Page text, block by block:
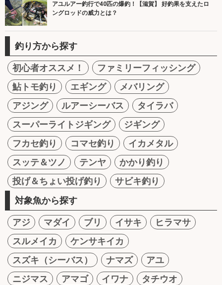
アユルアー釣行で40匹の爆釣！【滋賀】 好釣果を支えたロ
ングロッドの威力とは？
釣り方から探す
初心者オススメ！
ファミリーフィッシング
鮎トモ釣り
エギング
メバリング
アジング
ルアーシーバス
タイラバ
スーパーライトジギング
ジギング
フカセ釣り
コマセ釣り
イカメタル
スッテ＆ツノ
テンヤ
かかり釣り
投げ＆ちょい投げ釣り
サビキ釣り
対象魚から探す
アジ マダイ ブリ イサキ
ヒラマサ
スルメイカ
ケンサキイカ
スズキ（シーバス）
ナマズ
アユ
ニジマス
アマゴ イワナ
タチウオ